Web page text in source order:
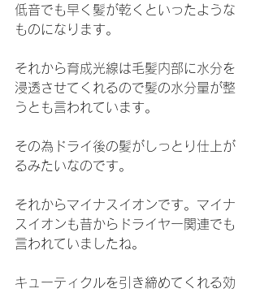
低音でも早く髪が乾くといったような
ものになります。
それから育成光線は毛髪内部に水分を
浸透させてくれるので髪の水分量が整
うとも言われています。
その為ドライ後の髪がしっとり仕上が
るみたいなのです。
それからマイナスイオンです。マイナ
スイオンも昔からドライヤー関連でも
言われていましたね。
キューティクルを引き締めてくれる効